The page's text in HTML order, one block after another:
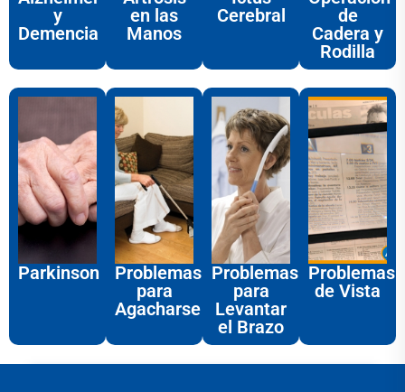
y
Demencia
en las
Manos
Cerebral
de
Cadera y
Rodilla
Parkinson
Problemas
para
Agacharse
Problemas
para
Levantar
el Brazo
Problemas
de Vista